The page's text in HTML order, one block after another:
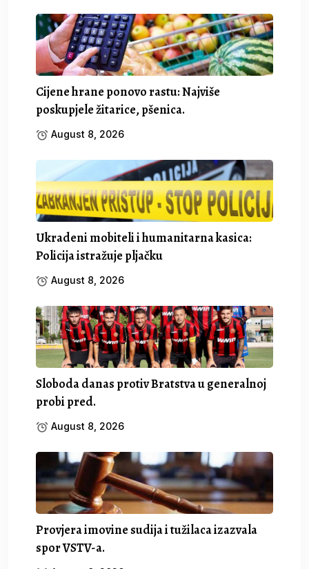
Cijene hrane ponovo rastu: Najviše
poskupjele žitarice, pšenica.
August 8, 2026
Ukradeni mobiteli i humanitarna kasica:
Policija istražuje pljačku
August 8, 2026
Sloboda danas protiv Bratstva u generalnoj
probi pred.
August 8, 2026
Provjera imovine sudija i tužilaca izazvala
spor VSTV-a.